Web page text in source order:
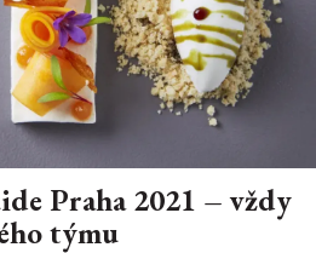
Praha 2021 – vždy
týmu